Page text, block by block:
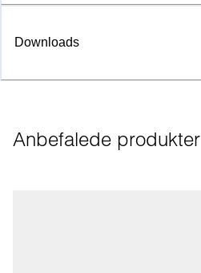
Downloads
Anbefalede produkter